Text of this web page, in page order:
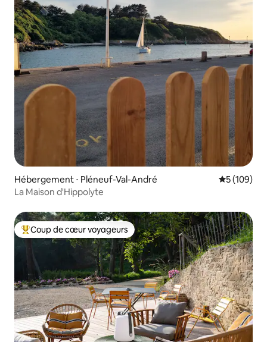
Hébergement ⋅ Pléneuf-Val-André Évaluation
5 (109)
La Maison d'Hippolyte
Coups de cœur voyageurs les plus appréciés
Coup de cœur voyageurs